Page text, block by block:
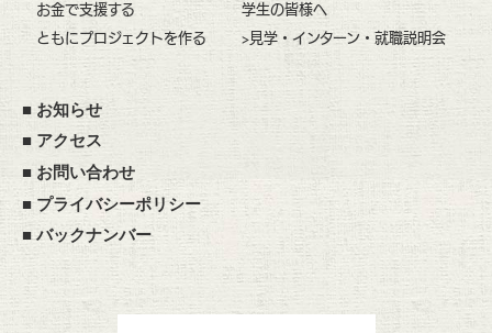
お金で支援する
ともにプロジェクトを作る
学生の皆様へ
>見学・インターン・就職説明会
■ お知らせ
■ アクセス
■ お問い合わせ
■プライバシーポリシー
■バックナンバー